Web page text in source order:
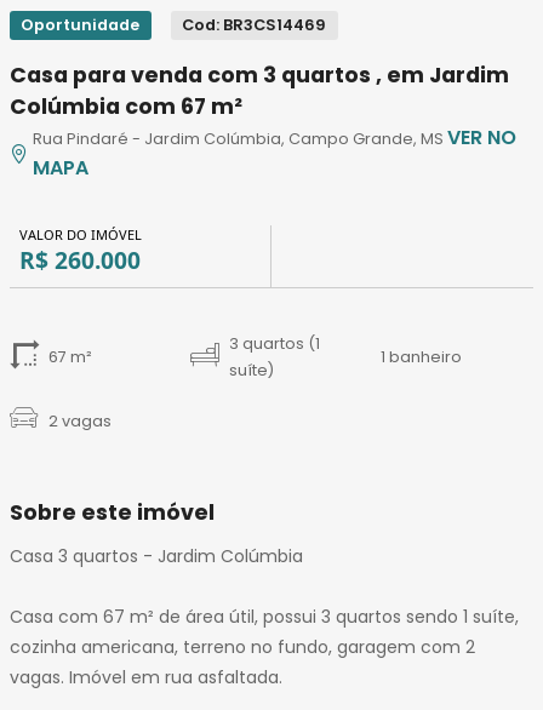
7
8
9
12
13
Oportunidade Cod: BR3CS14469
Casa para venda com 3 quartos , em Jardim
Colúmbia com 67 m²
Rua Pindaré - Jardim Colúmbia, Campo Grande, MSVER NO
MAPA
VALOR DO IMÓVEL
R$ 260.000
67 m²
3 quartos (1
suíte)
1 banheiro
2 vagas
Sobre este imóvel
Casa 3 quartos - Jardim Colúmbia
Casa com 67 m² de área útil, possui 3 quartos sendo 1 suíte,
cozinha americana, terreno no fundo, garagem com 2
vagas. Imóvel em rua asfaltada.